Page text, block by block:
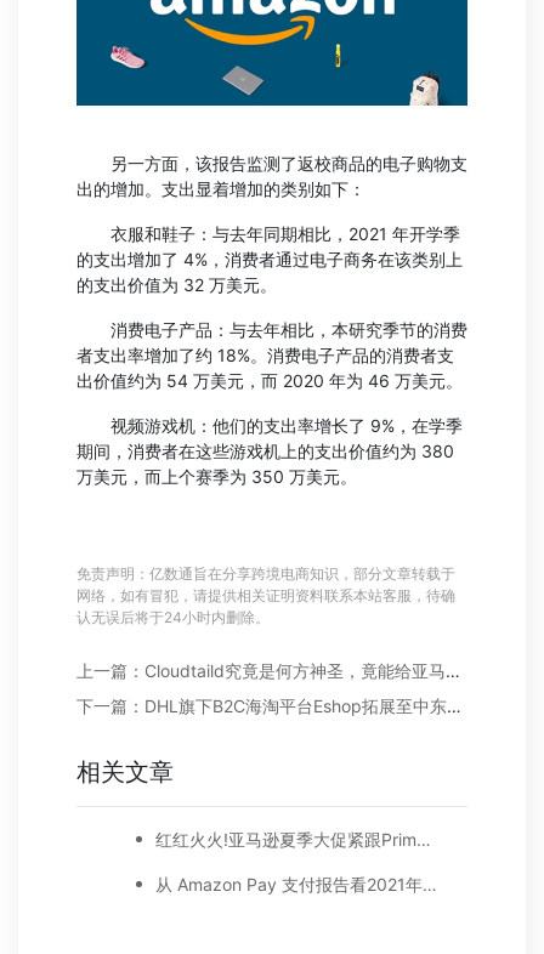
另一方面，该报告监测了返校商品的电子购物支
出的增加。支出显着增加的类别如下：
衣服和鞋子：与去年同期相比，2021 年开学季
的支出增加了 4%，消费者通过电子商务在该类别上
的支出价值为 32 万美元。
消费电子产品：与去年相比，本研究季节的消费
者支出率增加了约 18%。消费电子产品的消费者支
出价值约为 54 万美元，而 2020 年为 46 万美元。
视频游戏机：他们的支出率增长了 9%，在学季
期间，消费者在这些游戏机上的支出价值约为 380
万美元，而上个赛季为 350 万美元。
免责声明：亿数通旨在分享跨境电商知识，部分文章转载于
网络，如有冒犯，请提供相关证明资料联系本站客服，待确
认无误后将于24小时内删除。
上一篇：Cloudtaild究竟是何方神圣，竟能给亚马逊带来这么大损失?
下一篇：DHL旗下B2C海淘平台Eshop拓展至中东市场
相关文章
红红火火!亚马逊夏季大促紧跟Prime Day而来，机会不容错过!
从 Amazon Pay 支付报告看2021年中东站返校季的